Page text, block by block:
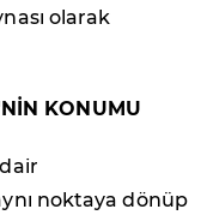
olarak
KONUMU
noktaya dönüp